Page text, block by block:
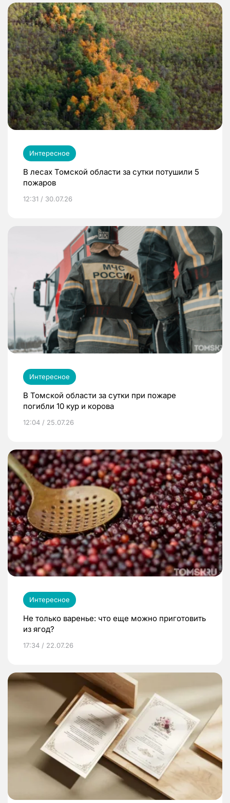
Интересное
В лесах Томской области за сутки потушили 5
пожаров
12:31 / 30.07.26
Интересное
В Томской области за сутки при пожаре
погибли 10 кур и корова
12:04 / 25.07.26
Интересное
Не только варенье: что еще можно приготовить
из ягод?
17:34 / 22.07.26